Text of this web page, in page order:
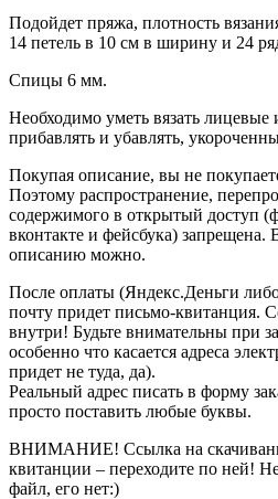
Подойдет пряжа, плотность
14 петель в 10 см в ширину и 24
Спицы 6 мм.
Необходимо уметь вязать лицевые
прибавлять и убавлять,
Покупая описание, вы не
Поэтому распространение,
содержимого в открытый доступ
вконтакте и фейсбука) запрещена.
описанию можно.
После оплаты (Яндекс.Деньги либо
почту придет письмо-квитанция.
внутри! Будьте внимательны при
особенно что касается адреса
придет не туда, да).
Реальный адрес писать в форму
просто поставить любые буквы.
ВНИМАНИЕ! Ссылка на
квитанции – переходите по ней!
файл, его нет:)